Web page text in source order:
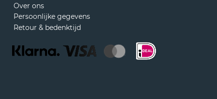
Over ons
Persoonlijke gegevens
Retour & bedenktijd